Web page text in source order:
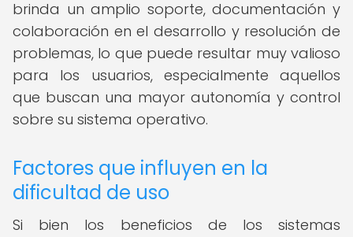
brinda un amplio soporte, documentación y
colaboración en el desarrollo y resolución de
problemas, lo que puede resultar muy valioso
para los usuarios, especialmente aquellos
que buscan una mayor autonomía y control
sobre su sistema operativo.
Factores que influyen en la
dificultad de uso
Si bien los beneficios de los sistemas